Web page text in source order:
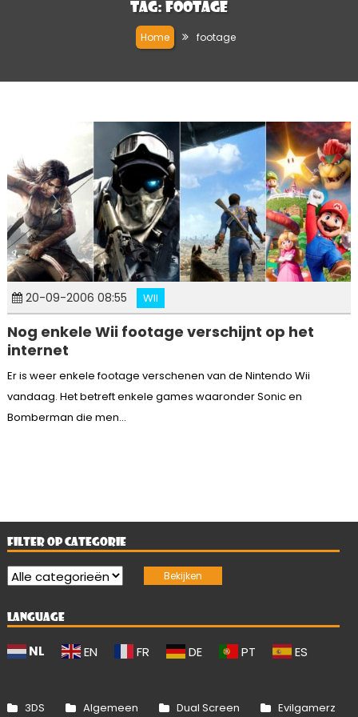
Tag: footage
Home footage
20-09-2006 08:55 WII
Nog enkele Wii footage verschijnt op het
internet
Er is weer enkele footage verschenen van de Nintendo Wii
vandaag. Het betreft enkele games waaronder Sonic en
Bomberman die men...
FILTER OP CATEGORIE
LANGUAGE
NL EN FR DE PT ES
3DS Algemeen Dual Screen Evilgamerz